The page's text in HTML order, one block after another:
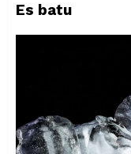
Es batu